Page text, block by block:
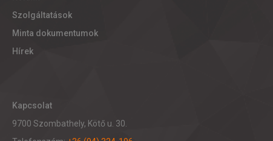
Szolgáltatások
Minta dokumentumok
Hírek
Kapcsolat
9700 Szombathely, Kötő u. 30.